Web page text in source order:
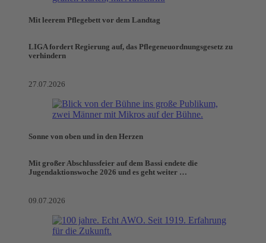
Mit leerem Pflegebett vor dem Landtag
LIGA fordert Regierung auf, das Pflegeneuordnungsgesetz zu
verhindern
27.07.2026
Sonne von oben und in den Herzen
Mit großer Abschlussfeier auf dem Bassi endete die
Jugendaktionswoche 2026 und es geht weiter …
09.07.2026